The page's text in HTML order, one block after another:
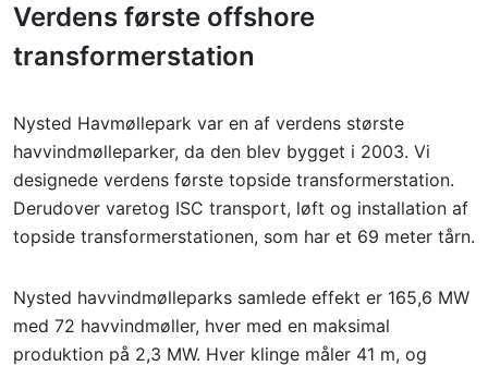
Verdens første offshore
transformerstation
Nysted Havmøllepark var en af ​​verdens største
havvindmølleparker, da den blev bygget i 2003. Vi
designede verdens første topside transformerstation.
Derudover varetog ISC transport, løft og installation af
topside transformerstationen, som har et 69 meter tårn.
Nysted havvindmølleparks samlede effekt er 165,6 MW
med 72 havvindmøller, hver med en maksimal
produktion på 2,3 MW. Hver klinge måler 41 m, og